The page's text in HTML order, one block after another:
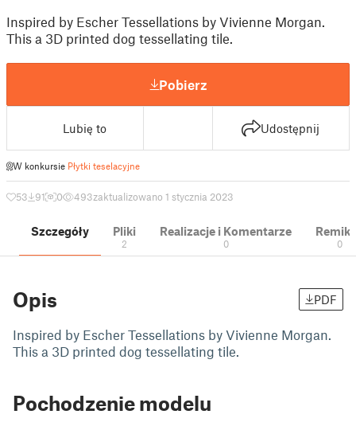
Inspired by Escher Tessellations by Vivienne Morgan.
This a 3D printed dog tessellating tile.
Pobierz
Lubię to Udostępnij
W konkursie Płytki teselacyjne
53 91 0 493zaktualizowano 1 stycznia 2023
Szczegóły Pliki
2
Realizacje i Komentarze
0 0
Opis PDF
Inspired by Escher Tessellations by Vivienne Morgan.
This a 3D printed dog tessellating tile.
Pochodzenie modelu